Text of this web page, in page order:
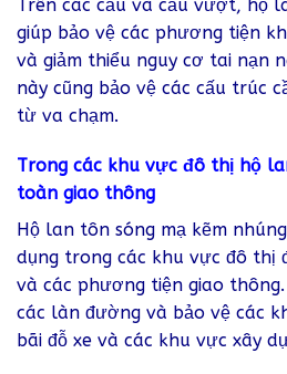
Trên các cầu và cầu vượt, hộ
giúp bảo vệ các phương tiện
và giảm thiểu nguy cơ tai nạn
này cũng bảo vệ các cấu trúc
từ va chạm.
Trong các khu vực đô thị hộ
toàn giao thông
Hộ lan tôn sóng mạ kẽm
dụng trong các khu vực đô thị
và các phương tiện giao
các làn đường và bảo vệ các
bãi đỗ xe và các khu vực xây